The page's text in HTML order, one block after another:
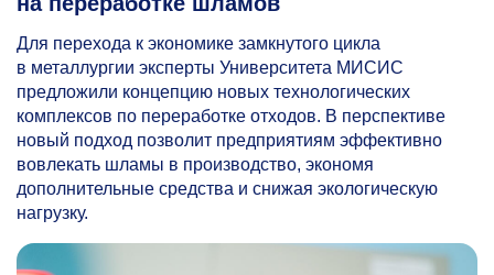
Для перехода к экономике замкнутого цикла
в металлургии эксперты Университета МИСИС
предложили концепцию новых технологических
комплексов по переработке отходов. В перспективе
новый подход позволит предприятиям эффективно
вовлекать шламы в производство, экономя
дополнительные средства и снижая экологическую
нагрузку.